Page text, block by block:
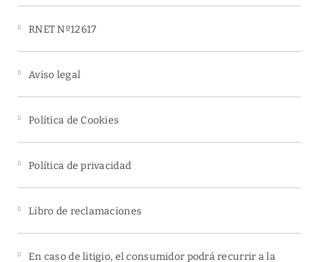
RNET Nº12617
Aviso legal
Política de Cookies
Política de privacidad
Libro de reclamaciones
En caso de litigio, el consumidor podrá recurrir a la